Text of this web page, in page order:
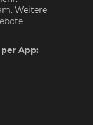
Weitere
App: